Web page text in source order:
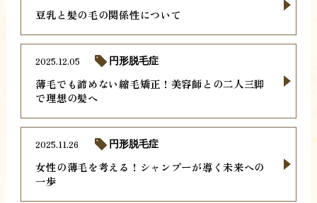
豆乳と髪の毛の関係性について
薄毛でも諦めない縮毛矯正！美容師との二人三脚
で理想の髪へ
2025.12.05 円形脱毛症
女性の薄毛を考える！シャンプーが導く未来への
一歩
2025.11.26 円形脱毛症